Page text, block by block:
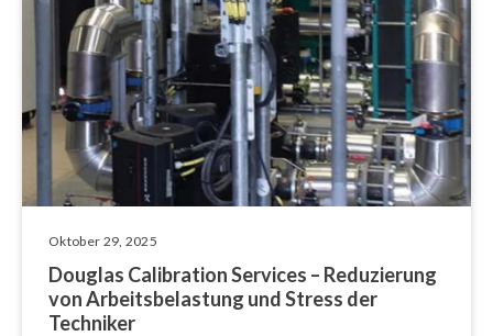
Oktober 29, 2025
Douglas Calibration Services – Reduzierung
von Ar­beits­be­las­tung und Stress der
Techniker